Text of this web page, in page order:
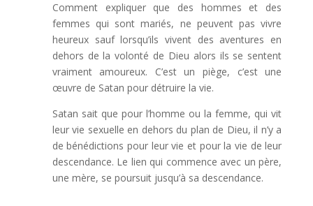
Comment expliquer que des hommes et des
femmes qui sont mariés, ne peuvent pas vivre
heureux sauf lorsqu’ils vivent des aventures en
dehors de la volonté de Dieu alors ils se sentent
vraiment amoureux. C’est un piège, c’est une
œuvre de Satan pour détruire la vie.
Satan sait que pour l’homme ou la femme, qui vit
leur vie sexuelle en dehors du plan de Dieu, il n’y a
de bénédictions pour leur vie et pour la vie de leur
descendance. Le lien qui commence avec un père,
une mère, se poursuit jusqu’à sa descendance.